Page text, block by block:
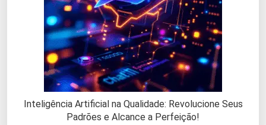
Inteligência Artificial na Qualidade: Revolucione Seus
Padrões e Alcance a Perfeição!